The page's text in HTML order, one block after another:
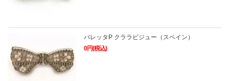
バレッタP クララビジュー（スペイン）
0円(税込)